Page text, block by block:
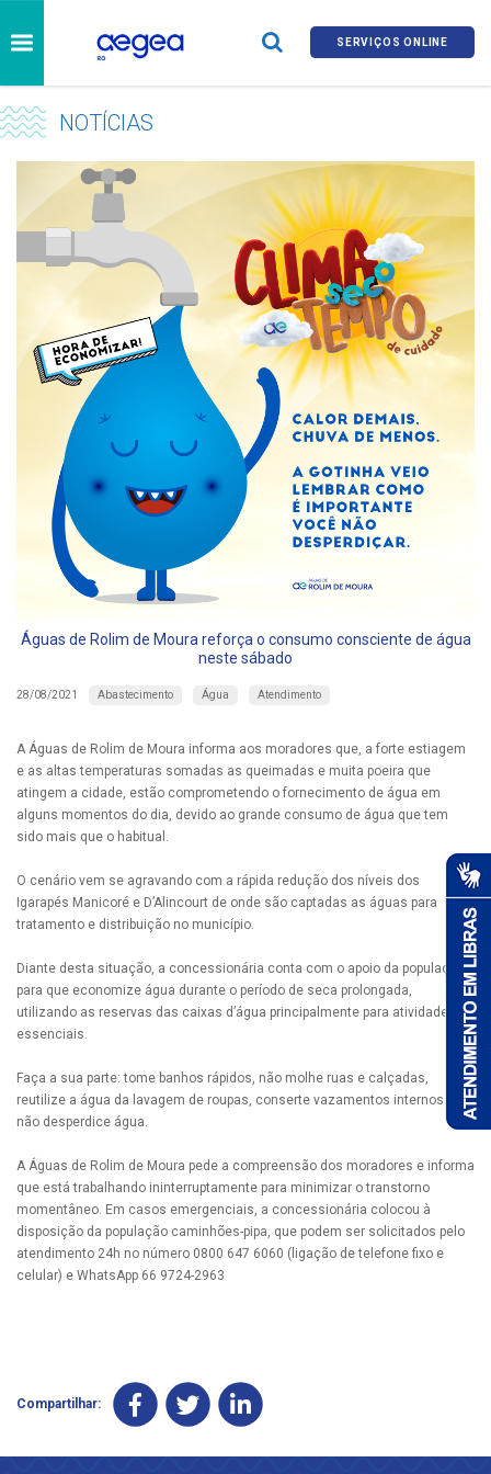
SERVIÇOS ONLINE
NOTÍCIAS
Águas de Rolim de Moura reforça o consumo consciente de água
neste sábado
28/08/2021 Abastecimento Água Atendimento
A Águas de Rolim de Moura informa aos moradores que, a forte estiagem
e as altas temperaturas somadas as queimadas e muita poeira que
atingem a cidade, estão comprometendo o fornecimento de água em
alguns momentos do dia, devido ao grande consumo de água que tem
sido mais que o habitual.
O cenário vem se agravando com a rápida redução dos níveis dos
Igarapés Manicoré e D’Alincourt de onde são captadas as águas para
tratamento e distribuição no município.
Diante desta situação, a concessionária conta com o apoio da população
para que economize água durante o período de seca prolongada,
utilizando as reservas das caixas d’água principalmente para atividades
essenciais.
Faça a sua parte: tome banhos rápidos, não molhe ruas e calçadas,
reutilize a água da lavagem de roupas, conserte vazamentos internos e
não desperdice água.
A Águas de Rolim de Moura pede a compreensão dos moradores e informa
que está trabalhando ininterruptamente para minimizar o transtorno
momentâneo. Em casos emergenciais, a concessionária colocou à
disposição da população caminhões-pipa, que podem ser solicitados pelo
atendimento 24h no número 0800 647 6060 (ligação de telefone fixo e
celular) e WhatsApp 66 9724-2963
Compartilhar: